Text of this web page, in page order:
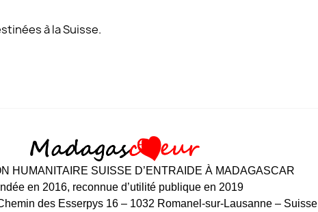
à la Suisse.
HUMANITAIRE SUISSE D’ENTRAIDE À MADAGASCAR
en 2016, reconnue d’utilité publique en 2019
des Esserpys 16 – 1032 Romanel-sur-Lausanne – Suisse